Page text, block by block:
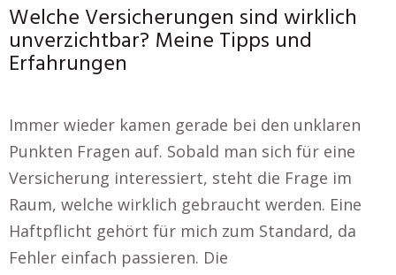
Welche Versicherungen sind wirklich
unverzichtbar? Meine Tipps und
Erfahrungen
Immer wieder kamen gerade bei den unklaren
Punkten Fragen auf. Sobald man sich für eine
Versicherung interessiert, steht die Frage im
Raum, welche wirklich gebraucht werden. Eine
Haftpflicht gehört für mich zum Standard, da
Fehler einfach passieren. Die